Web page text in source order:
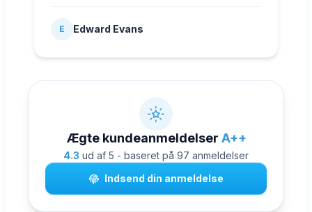
der leder efter en legitim måde at købe
E Edward Evans
Ægte kundeanmeldelser A++
4.3 ud af 5 - baseret på 97 anmeldelser
Indsend din anmeldelse